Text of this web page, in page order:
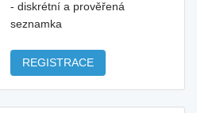
- diskrétní a prověřená
seznamka
REGISTRACE